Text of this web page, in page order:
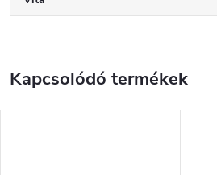
Kapcsolódó termékek